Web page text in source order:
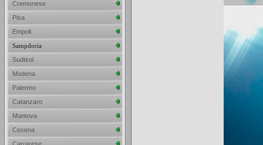
Cremonese
Pisa
Empoli
Sampdoria
Sudtirol
Modena
Palermo
Catanzaro
Mantova
Cesena